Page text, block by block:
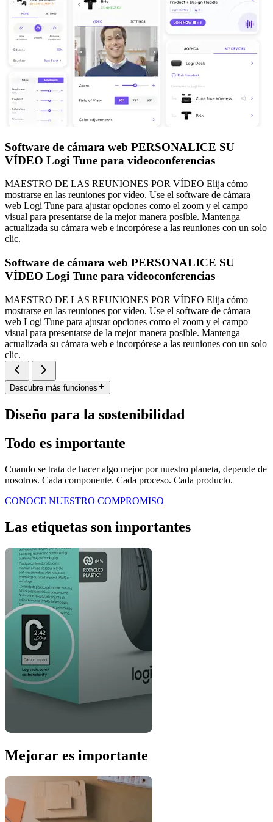
Software de cámara web PERSONALICE SU
VÍDEO Logi Tune para videoconferencias
MAESTRO DE LAS REUNIONES POR VÍDEO Elija cómo
mostrarse en las reuniones por vídeo. Use el software de cámara
web Logi Tune para ajustar opciones como el zoom y el campo
visual para presentarse de la mejor manera posible. Mantenga
actualizada su cámara web e incorpórese a las reuniones con un solo
clic.
Software de cámara web PERSONALICE SU
VÍDEO Logi Tune para videoconferencias
MAESTRO DE LAS REUNIONES POR VÍDEO Elija cómo
mostrarse en las reuniones por vídeo. Use el software de cámara
web Logi Tune para ajustar opciones como el zoom y el campo
visual para presentarse de la mejor manera posible. Mantenga
actualizada su cámara web e incorpórese a las reuniones con un solo
clic.
Descubre más funciones
Diseño para la sostenibilidad
Todo es importante
Cuando se trata de hacer algo mejor por nuestro planeta, depende de
nosotros. Cada componente. Cada proceso. Cada producto.
CONOCE NUESTRO COMPROMISO
Las etiquetas son importantes
Mejorar es importante